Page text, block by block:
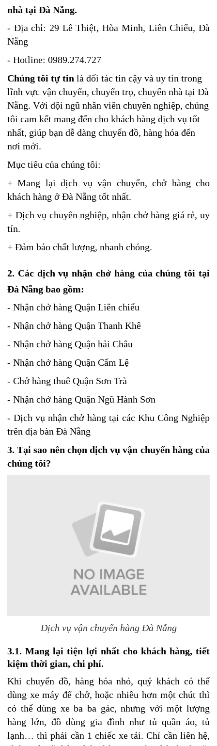
nhà tại Đà Nẵng.
- Địa chỉ: 29 Lê Thiệt, Hòa Minh, Liên Chiểu, Đà
Nẵng
- Hotline: 0989.274.727
Chúng tôi tự tin là đối tác tin cậy và uy tín trong
lĩnh vực vận chuyển, chuyển trọ, chuyển nhà tại Đà
Nẵng. Với đội ngũ nhân viên chuyên nghiệp, chúng
tôi cam kết mang đến cho khách hàng dịch vụ tốt
nhất, giúp bạn dễ dàng chuyển đồ, hàng hóa đến
nơi mới.
Mục tiêu của chúng tôi:
+ Mang lại dịch vụ vận chuyển, chở hàng cho
khách hàng ở Đà Nẵng tốt nhất.
+ Dịch vụ chuyên nghiệp, nhận chở hàng giá rẻ, uy
tín.
+ Đảm bảo chất lượng, nhanh chóng.
2. Các dịch vụ nhận chở hàng của chúng tôi tại
Đà Nẵng bao gồm:
- Nhận chở hàng Quận Liên chiểu
- Nhận chở hàng Quận Thanh Khê
- Nhận chở hàng Quận hải Châu
- Nhận chở hàng Quận Cẩm Lệ
- Chở hàng thuê Quận Sơn Trà
- Nhận chở hàng Quận Ngũ Hành Sơn
- Dịch vụ nhận chở hàng tại các Khu Công Nghiệp
trên địa bàn Đà Nẵng
3. Tại sao nên chọn dịch vụ vận chuyển hàng của
chúng tôi?
Dịch vụ vận chuyển hàng Đà Nẵng
3.1. Mang lại tiện lợi nhất cho khách hàng, tiết
kiệm thời gian, chi phí.
Khi chuyển đồ, hàng hóa nhỏ, quý khách có thể
dùng xe máy để chở, hoặc nhiều hơn một chút thì
có thể dùng xe ba ba gác, nhưng với một lượng
hàng lớn, đồ dùng gia đình như tủ quần áo, tủ
lạnh… thì phải cần 1 chiếc xe tải. Chỉ cần liên hệ,